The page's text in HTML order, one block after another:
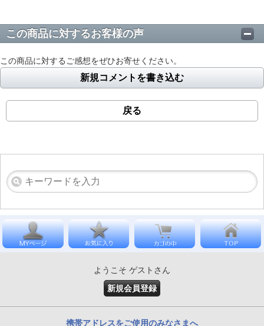
この商品に対するお客様の声
この商品に対するご感想をぜひお寄せください。
新規コメントを書き込む
戻る
ようこそ ゲストさん
新規会員登録
携帯アドレスをご使用のみなさまへ